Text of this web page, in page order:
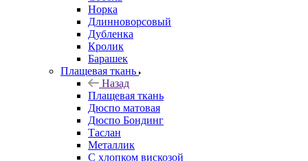
Норка
Длинноворсовый
Дубленка
Кролик
Барашек
Плащевая ткань
Назад
Плащевая ткань
Дюспо матовая
Дюспо Бондинг
Таслан
Металлик
С хлопком вискозой